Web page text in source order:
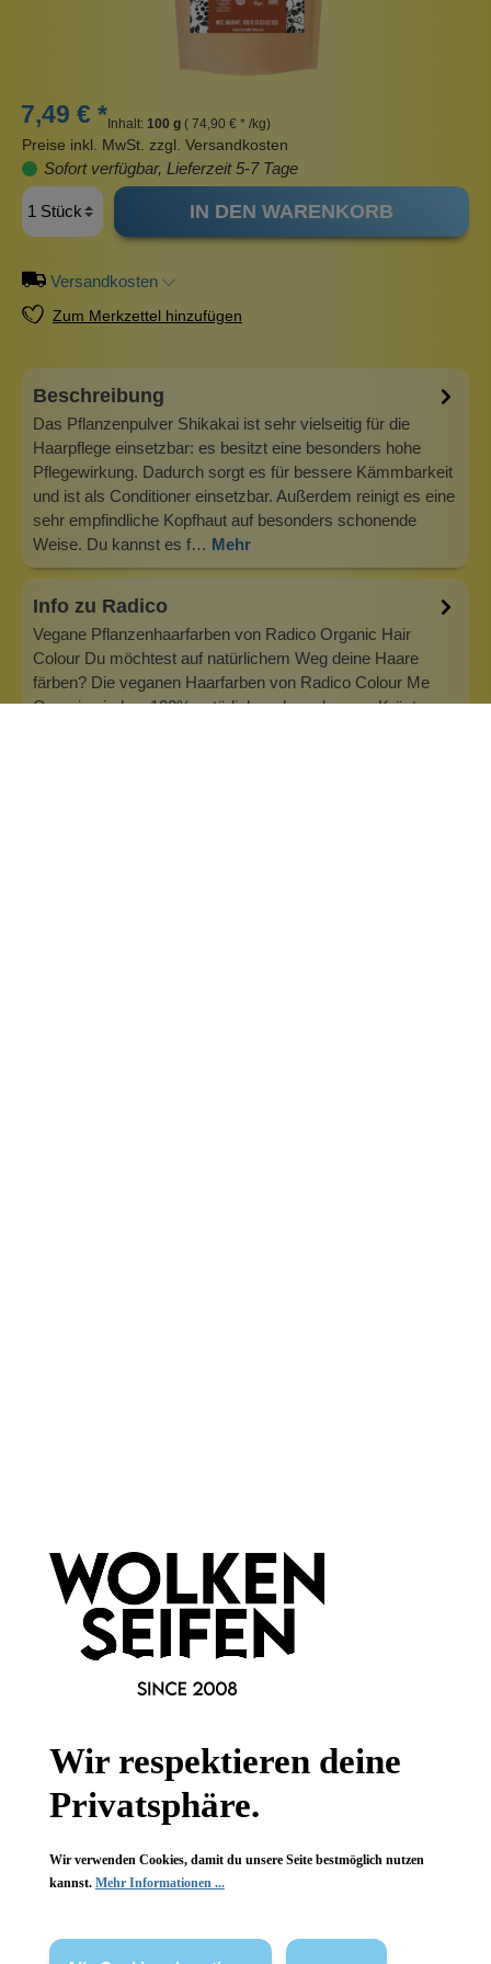
7,49 € *Inhalt: 100 g ( 74,90 € * /kg)
Preise inkl. MwSt. zzgl. Versandkosten
Sofort verfügbar, Lieferzeit 5-7 Tage
IN DEN WARENKORB
Versandkosten
Zum Merkzettel hinzufügen
Beschreibung
Das Pflanzenpulver Shikakai ist sehr vielseitig für die
Haarpflege einsetzbar: es besitzt eine besonders hohe
Pflegewirkung. Dadurch sorgt es für bessere Kämmbarkeit
und ist als Conditioner einsetzbar. Außerdem reinigt es eine
sehr empfindliche Kopfhaut auf besonders schonende
Weise. Du kannst es f… Mehr
Info zu Radico
Vegane Pflanzenhaarfarben von Radico Organic Hair
Colour Du möchtest auf natürlichem Weg deine Haare
färben? Die veganen Haarfarben von Radico Colour Me
Organic sind zu 100% natürlich und werden aus Kräutern
Gesetzliche Informationen
Wissenswertes
Vertrag widerrufen
* Alle Preise inkl. gesetzl. Mehrwertsteuer zzgl.Versandkosten
wenn nicht anders angegeben.
Wir respektieren deine
Privatsphäre.
Wir verwenden Cookies, damit du unsere Seite bestmöglich nutzen
kannst. Mehr Informationen ...